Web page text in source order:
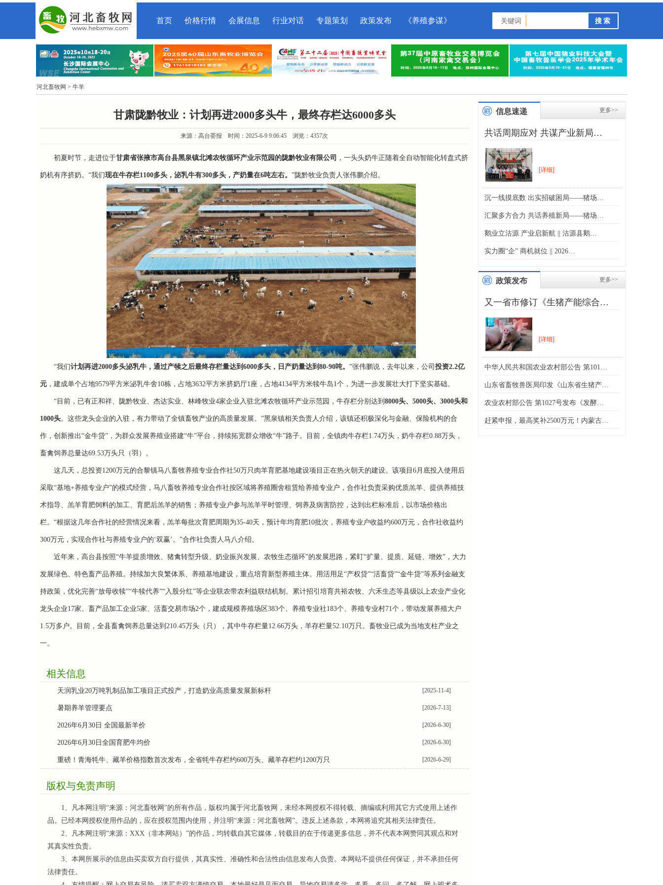
首页 价格行情 会展信息 行业对话 专题策划 政策发布 《养殖参谋》 关键词
河北畜牧网 > 牛羊
甘肃陇黔牧业：计划再进2000多头牛，最终存栏达6000多头
来源：高台荟报 时间：2025-6-9 9:06:45 浏览：4357次
初夏时节，走进位于甘肃省张掖市高台县黑泉镇北滩农牧循环产业示范园的陇黔牧业有限公司 ，一头头奶牛正随着全自动智能化转盘式挤
奶机有序挤奶。“我们现在牛存栏1100多头，泌乳牛有300多头，产奶量在6吨左右。 ”陇黔牧业负责人张伟鹏介绍。
“我们计划再进2000多头泌乳牛，通过产犊之后最终存栏量达到6000多头，日产奶量达到80-90吨。 ”张伟鹏说，去年以来，公司 投资2.2亿
元 ，建成单个占地9579平方米泌乳牛舍10栋，占地3632平方米挤奶厅1座，占地4134平方米犊牛岛1个，为进一步发展壮大打下坚实基础。
“目前，已有正和祥、陇黔牧业、杰达实业、林峰牧业4家企业入驻北滩农牧循环产业示范园，牛存栏分别达到 8000头、5000头、3000头和
1000头。这些龙头企业的入驻，有力带动了全镇畜牧产业的高质量发展。”黑泉镇相关负责人介绍，该镇还积极深化与金融、保险机构的合
作，创新推出“金牛贷”，为群众发展养殖业搭建“牛”平台，持续拓宽群众增收“牛”路子。目前，全镇肉牛存栏1.74万头 ， 奶牛存栏0.88万头 ，
畜禽饲养总量达69.53万头只（羽）。
这几天，总投资1200万元的合黎镇马八畜牧养殖专业合作社50万只肉羊育肥基地建设项目正在热火朝天的建设。该项目6月底投入使用后
采取“基地+养殖专业户”的模式经营，马八畜牧养殖专业合作社按区域将养殖圈舍租赁给养殖专业户，合作社负责采购优质羔羊、提供养殖技
术指导、羔羊育肥饲料的加工、育肥后羔羊的销售；养殖专业户参与羔羊平时管理、饲养及病害防控，达到出栏标准后，以市场价格出
栏。“根据这几年合作社的经营情况来看，羔羊每批次育肥周期为35-40天，预计年均育肥10批次，养殖专业户收益约600万元，合作社收益约
300万元，实现合作社与养殖专业户的‘双赢’。”合作社负责人马八介绍。
近年来，高台县按照“牛羊提质增效、猪禽转型升级、奶业振兴发展、农牧生态循环”的发展思路，紧盯“扩量、提质、延链、增效”，大力
发展绿色、特色畜产品养殖。持续加大良繁体系、养殖基地建设，重点培育新型养殖主体。用活用足“产权贷”“活畜贷”“金牛贷”等系列金融支
持政策，优化完善“放母收犊”“牛犊代养”“入股分红”等企业联农带农利益联结机制。累计招引培育共裕农牧、六禾生态等县级以上农业产业化
龙头企业17家、畜产品加工企业5家、活畜交易市场2个，建成规模养殖场区383个、养殖专业社183个、养殖专业村71个，带动发展养殖大户
1.5万多户。目前，全县畜禽饲养总量达到210.45万头（只），其中牛存栏量12.66万头，羊存栏量52.10万只。畜牧业已成为当地支柱产业之
一。
相关信息
天润乳业20万吨乳制品加工项目正式投产，打造奶业高质量发展新标杆 [2025-11-4]
暑期养羊管理要点 [2026-7-13]
2026年6月30日 全国最新羊价 [2026-6-30]
2026年6月30日全国育肥牛均价 [2026-6-30]
重磅！青海牦牛、藏羊价格指数首次发布，全省牦牛存栏约600万头、藏羊存栏约1200万只 [2026-6-29]
版权与免责声明
1、凡本网注明“来源：河北畜牧网”的所有作品，版权均属于河北畜牧网，未经本网授权不得转载、摘编或利用其它方式使用上述作
品。已经本网授权使用作品的，应在授权范围内使用，并注明“来源：河北畜牧网”。违反上述条款，本网将追究其相关法律责任。
2、凡本网注明“来源：XXX（非本网站）”的作品，均转载自其它媒体，转载目的在于传递更多信息，并不代表本网赞同其观点和对
其真实性负责。
3、本网所展示的信息由买卖双方自行提供，其真实性、准确性和合法性由信息发布人负责。本网站不提供任何保证，并不承担任何
法律责任。
更多>>
信息速递
共话周期应对 共谋产业新局…
[详细]
沉一线摸底数 出实招破困局——猪场…
汇聚多方合力 共话养殖新局——猪场…
鹅业立沽源 产业启新航 || 沽源县鹅…
实力圈“企” 商机就位 || 2026…
更多>>
政策发布
又一省市修订《生猪产能综合…
[详细]
中华人民共和国农业农村部公告 第101…
山东省畜牧兽医局印发《山东省生猪产…
农业农村部公告 第1027号发布《发酵…
赶紧申报，最高奖补2500万元！内蒙古…